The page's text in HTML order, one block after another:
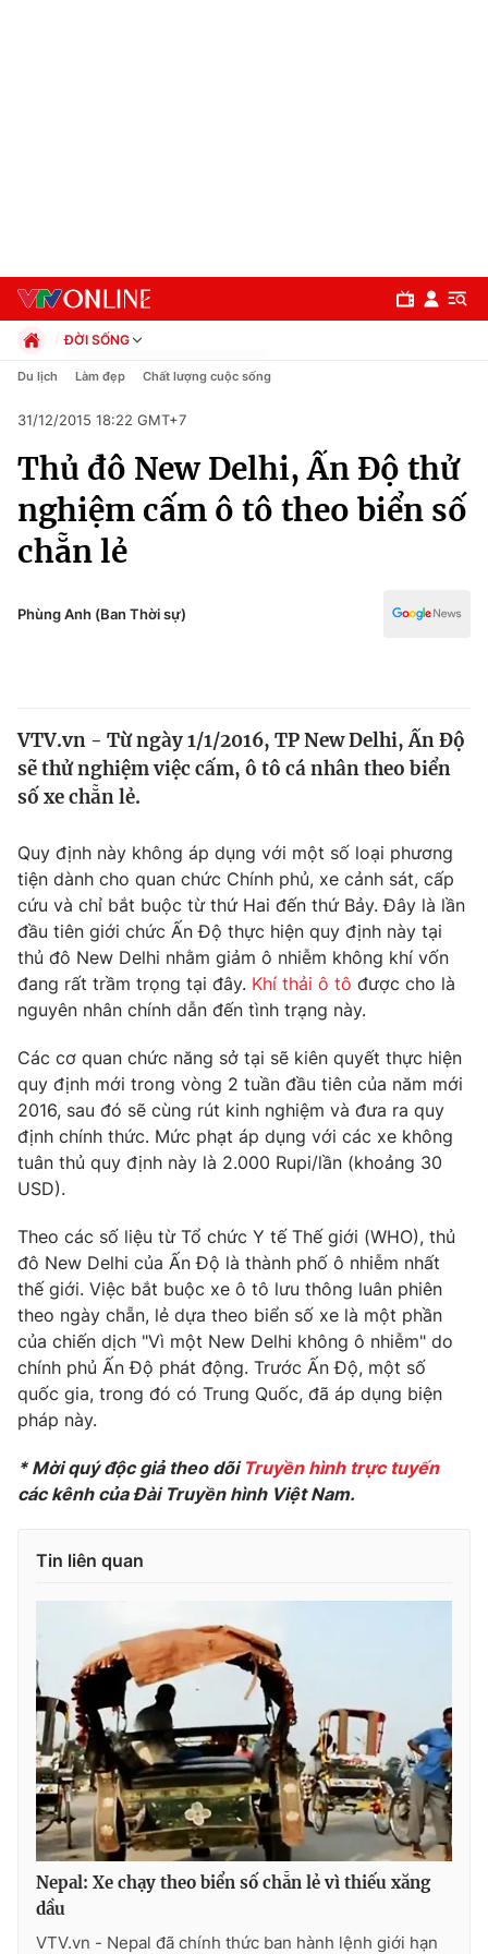
Chuyên mục
Chính trị
Xã hội
Pháp luật
Thế giới
Tin tức
Câu chuyện quốc tế
Kinh tế
Tài chính
Thị trường
Góc doanh nghiệp
Dữ liệu và đời sống
Truyền hình
Phim VTV
Hậu trường
Nhân vật
Khán giả
Giải sao mai
Giải trí
Điện ảnh
Âm nhạc
Sao
Đời sống
Du lịch
Làm đẹp
Chất lượng cuộc sống
Giáo dục
Tuyển sinh
Công nghệ
Hitech Công nghệ tương lai
Sản phẩm
Thị trường
Tư vấn
Giao lưu trực tuyến
Lịch phát sóng
Chuyên mục khác
Emagazine
Photo Infographic
Video
VTV Thể thao
VTV Sức khoẻ Bất động sản
Thị trường 24h Tấm lòng Việt
VTV4 Vươn mình bằng AI
VTV9 VTV8
Liên hệ tòa soạn English
ĐỜI SỐNG
Chính trị
Pháp luật
Kinh tế
Thể thao
Truyền hình
Văn hóa - Giải trí
Công nghệ
Du lịch Làm đẹp Chất lượng cuộc sống
31/12/2015 18:22 GMT+7
Thủ đô New Delhi, Ấn Độ thử
nghiệm cấm ô tô theo biển số
chẵn lẻ
Phùng Anh (Ban Thời sự)
VTV.vn - Từ ngày 1/1/2016, TP New Delhi, Ấn Độ
sẽ thử nghiệm việc cấm, ô tô cá nhân theo biển
số xe chẵn lẻ.
Quy định này không áp dụng với một số loại phương
tiện dành cho quan chức Chính phủ, xe cảnh sát, cấp
cứu và chỉ bắt buộc từ thứ Hai đến thứ Bảy. Đây là lần
đầu tiên giới chức Ấn Độ thực hiện quy định này tại
thủ đô New Delhi nhằm giảm ô nhiễm không khí vốn
đang rất trầm trọng tại đây. Khí thải ô tô được cho là
nguyên nhân chính dẫn đến tình trạng này.
Các cơ quan chức năng sở tại sẽ kiên quyết thực hiện
quy định mới trong vòng 2 tuần đầu tiên của năm mới
2016, sau đó sẽ cùng rút kinh nghiệm và đưa ra quy
định chính thức. Mức phạt áp dụng với các xe không
tuân thủ quy định này là 2.000 Rupi/lần (khoảng 30
USD).
Theo các số liệu từ Tổ chức Y tế Thế giới (WHO), thủ
đô New Delhi của Ấn Độ là thành phố ô nhiễm nhất
thế giới. Việc bắt buộc xe ô tô lưu thông luân phiên
theo ngày chẵn, lẻ dựa theo biển số xe là một phần
của chiến dịch "Vì một New Delhi không ô nhiễm" do
chính phủ Ấn Độ phát động. Trước Ấn Độ, một số
quốc gia, trong đó có Trung Quốc, đã áp dụng biện
pháp này.
* Mời quý độc giả theo dõi Truyền hình trực tuyến
các kênh của Đài Truyền hình Việt Nam.
Tin liên quan
Nepal: Xe chạy theo biển số chẵn lẻ vì thiếu xăng
dầu
VTV.vn - Nepal đã chính thức ban hành lệnh giới hạn